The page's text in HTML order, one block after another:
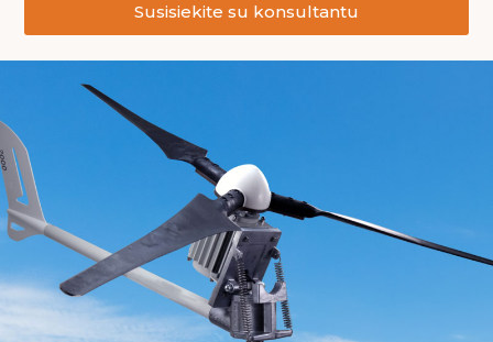
Susisiekite su konsultantu